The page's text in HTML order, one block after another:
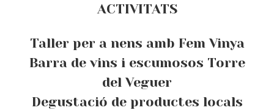
ACTIVITATS
Taller per a nens amb Fem Vinya
Barra de vins i escumosos Torre
del Veguer
Degustació de productes locals